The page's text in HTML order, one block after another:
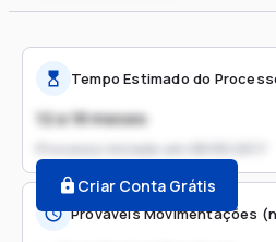
Tempo Estimado do
12 a 18 meses
Processo iniciado em
Criar Conta Grátis
Prováveis Movimentações